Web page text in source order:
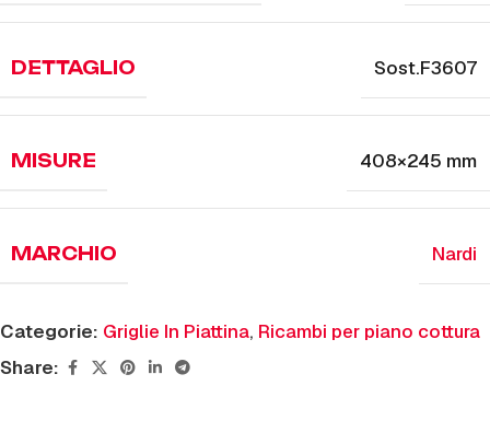
DETTAGLIO Sost.F3607
MISURE 408×245 mm
MARCHIO Nardi
Categorie: Griglie In Piattina, Ricambi per piano cottura
Share: